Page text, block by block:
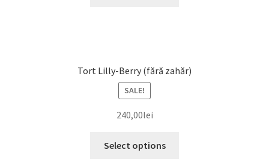
Tort Lilly-Berry (fără zahăr)
SALE!
240,00lei
Select options